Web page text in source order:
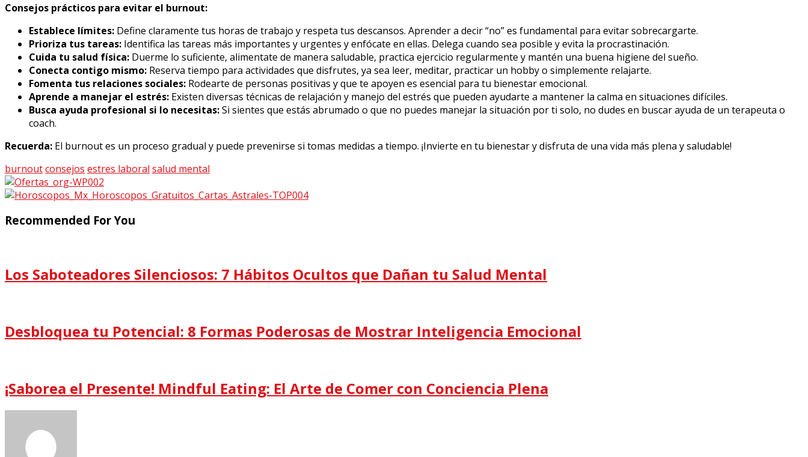
Consejos prácticos para evitar el burnout:
Establece límites: Define claramente tus horas de trabajo y respeta tus descansos. Aprender a decir “no” es fundamental para evitar sobrecargarte.
Prioriza tus tareas: Identifica las tareas más importantes y urgentes y enfócate en ellas. Delega cuando sea posible y evita la procrastinación.
Cuida tu salud física: Duerme lo suficiente, alimentate de manera saludable, practica ejercicio regularmente y mantén una buena higiene del sueño.
Conecta contigo mismo: Reserva tiempo para actividades que disfrutes, ya sea leer, meditar, practicar un hobby o simplemente relajarte.
Fomenta tus relaciones sociales: Rodearte de personas positivas y que te apoyen es esencial para tu bienestar emocional.
Aprende a manejar el estrés: Existen diversas técnicas de relajación y manejo del estrés que pueden ayudarte a mantener la calma en situaciones difíciles.
Busca ayuda profesional si lo necesitas:Si sientes que estás abrumado o que no puedes manejar la situación por ti solo, no dudes en buscar ayuda de un terapeuta o
coach.
Recuerda: El burnout es un proceso gradual y puede prevenirse si tomas medidas a tiempo. ¡Invierte en tu bienestar y disfruta de una vida más plena y saludable!
burnoutconsejos estres laboral salud mental
Recommended For You
Los Saboteadores Silenciosos: 7 Hábitos Ocultos que Dañan tu Salud Mental
Desbloquea tu Potencial: 8 Formas Poderosas de Mostrar Inteligencia Emocional
¡Saborea el Presente! Mindful Eating: El Arte de Comer con Conciencia Plena